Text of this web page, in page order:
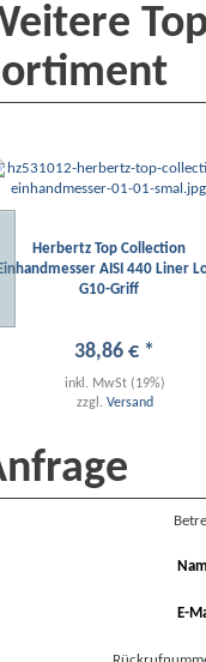
Herbertz Top Collection
Einhandmesser AISI 440 Liner
G10-Griff
38,86 € *
inkl. MwSt (19%)
zzgl. Versand
E-